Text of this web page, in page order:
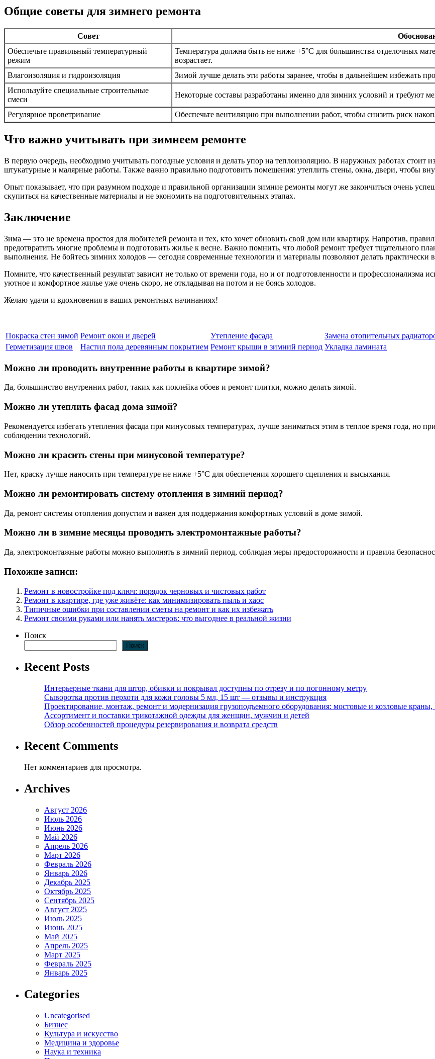
Общие советы для зимнего ремонта
Совет
Обеспечьте правильный температурный
режим
Температура должна быть не ниже +5°C для большинства отделочных
возрастает.
Влагоизоляция и гидроизоляция
Зимой лучше делать эти работы заранее, чтобы в дальнейшем избежать
Используйте специальные строительные
смеси
Некоторые составы разработаны именно для зимних условий и требуют
Регулярное проветривание Обеспечьте вентиляцию при выполнении работ, чтобы снизить риск
Что важно учитывать при зимнеем ремонте
В первую очередь, необходимо учитывать погодные условия и делать упор на теплоизоляцию. В наружных работах стоит
штукатурные и малярные работы. Также важно правильно подготовить помещения: утеплить стены, окна, двери, чтобы
Опыт показывает, что при разумном подходе и правильной организации зимние ремонты могут же закончиться очень
скупиться на качественные материалы и не экономить на подготовительных этапах.
Заключение
Зима — это не времена простоя для любителей ремонта и тех, кто хочет обновить свой дом или квартиру. Напротив,
предотвратить многие проблемы и подготовить жилье к весне. Важно помнить, что любой ремонт требует тщательного
выполнения. Не бойтесь зимних холодов — сегодня современные технологии и материалы позволяют делать
Помните, что качественный результат зависит не только от времени года, но и от подготовленности и
уютное и комфортное жилье уже очень скоро, не откладывая на потом и не боясь холодов.
Желаю удачи и вдохновения в ваших ремонтных начинаниях!
Покраска стен зимой Ремонт окон и дверей Утепление фасада Замена отопительных
Герметизация швов
Настил пола деревянным покрытием Ремонт крыши в зимний период Укладка ламината
Можно ли проводить внутренние работы в квартире зимой?
Да, большинство внутренних работ, таких как поклейка обоев и ремонт плитки, можно делать зимой.
Можно ли утеплить фасад дома зимой?
Рекомендуется избегать утепления фасада при минусовых температурах, лучше заниматься этим в теплое время года, но
соблюдении технологий.
Можно ли красить стены при минусовой температуре?
Нет, краску лучше наносить при температуре не ниже +5°C для обеспечения хорошего сцепления и высыхания.
Можно ли ремонтировать систему отопления в зимний период?
Да, ремонт системы отопления допустим и важен для поддержания комфортных условий в доме зимой.
Можно ли в зимние месяцы проводить электромонтажные работы?
Да, электромонтажные работы можно выполнять в зимний период, соблюдая меры предосторожности и правила
Похожие записи:
Ремонт в новостройке под ключ: порядок черновых и чистовых работ
Ремонт в квартире, где уже живёте: как минимизировать пыль и хаос
Типичные ошибки при составлении сметы на ремонт и как их избежать
Ремонт своими руками или нанять мастеров: что выгоднее в реальной жизни
Поиск
Поиск
Recent Posts
Интерьерные ткани для штор, обивки и покрывал доступны по отрезу и по погонному метру
Сыворотка против перхоти для кожи головы 5 мл, 15 шт — отзывы и инструкция
Проектирование, монтаж, ремонт и модернизация грузоподъемного оборудования: мостовые и козловые
Ассортимент и поставки трикотажной одежды для женщин, мужчин и детей
Обзор особенностей процедуры резервирования и возврата средств
Recent Comments
Нет комментариев для просмотра.
Archives
Август 2026
Июль 2026
Июнь 2026
Май 2026
Апрель 2026
Март 2026
Февраль 2026
Январь 2026
Декабрь 2025
Октябрь 2025
Сентябрь 2025
Август 2025
Июль 2025
Июнь 2025
Май 2025
Апрель 2025
Март 2025
Февраль 2025
Январь 2025
Categories
Uncategorised
Бизнес
Культура и искусство
Медицина и здоровье
Наука и техника